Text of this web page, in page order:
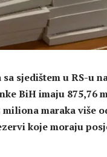
sa sjedištem u RS-u
BiH imaju 875,76
miliona maraka više
koje moraju